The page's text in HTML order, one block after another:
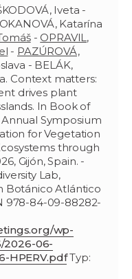
Iveta -
Katarína
- OPRAVIL,
- PAZÚROVÁ,
- BELÁK,
Context matters:
drives plant
In Book of
Annual Symposium
for Vegetation
through
Gijón, Spain. -
Lab,
Botánico Atlántico
978-84-09-88282-
wp-
2026-06-
HPERV.pdfTyp: